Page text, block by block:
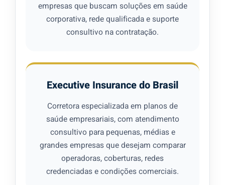
empresas que buscam soluções em saúde
corporativa, rede qualificada e suporte
consultivo na contratação.
Executive Insurance do Brasil
Corretora especializada em planos de
saúde empresariais, com atendimento
consultivo para pequenas, médias e
grandes empresas que desejam comparar
operadoras, coberturas, redes
credenciadas e condições comerciais.